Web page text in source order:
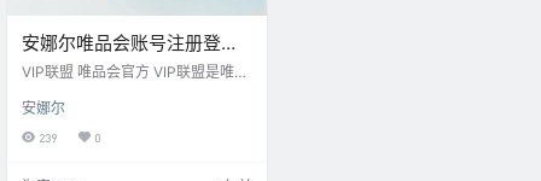
安娜尔唯品会账号注册登录
操作
VIP联盟 唯品会官方 VIP联盟是唯品
电子商务营销效果数据和经验,发展
成为国内最专业的电子商务营销联
安娜尔
239 0